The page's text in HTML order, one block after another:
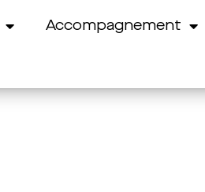
Accompagnement